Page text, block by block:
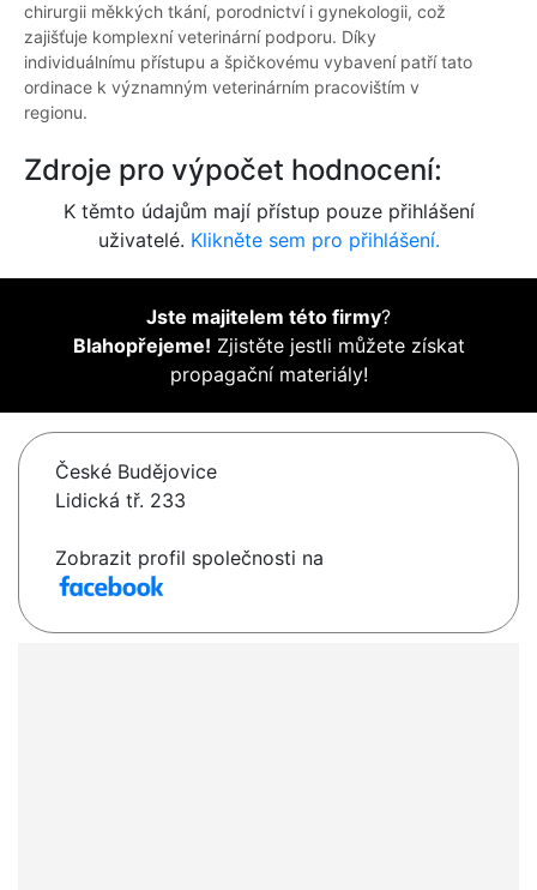
chirurgii měkkých tkání, porodnictví i gynekologii, což
zajišťuje komplexní veterinární podporu. Díky
individuálnímu přístupu a špičkovému vybavení patří tato
ordinace k významným veterinárním pracovištím v
regionu.
Zdroje pro výpočet hodnocení:
K těmto údajům mají přístup pouze přihlášení
uživatelé. Klikněte sem pro přihlášení.
Jste majitelem této firmy?
Blahopřejeme! Zjistěte jestli můžete získat
propagační materiály!
České Budějovice
Lidická tř. 233
Zobrazit profil společnosti na